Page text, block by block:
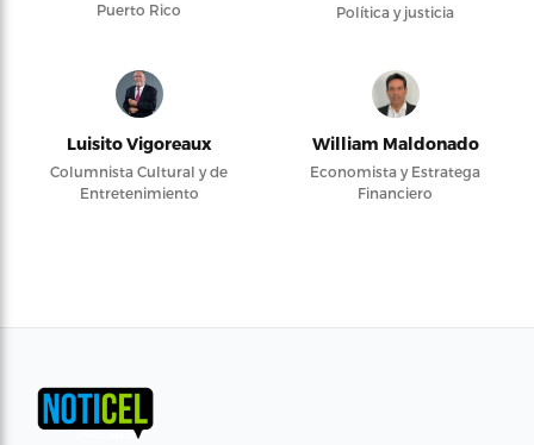
Puerto Rico
Política y justicia
Luisito Vigoreaux
Columnista Cultural y de
Entretenimiento
William Maldonado
Economista y Estratega
Financiero